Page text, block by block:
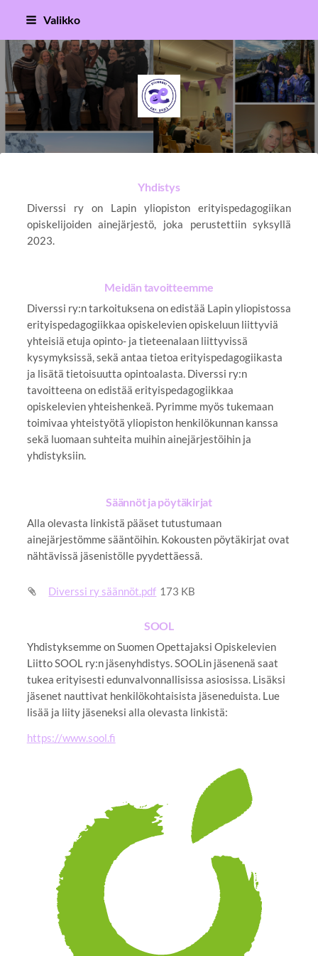
Siirry
sisältöön
Valikko
Lapin erityispedagogiikan
Yhdistys
Diverssi ry on Lapin yliopiston erityispedagogiikan
opiskelijoiden ainejärjestö, joka perustettiin syksyllä
2023.
Meidän tavoitteemme
Diverssi ry:n tarkoituksena on edistää Lapin yliopistossa
erityispedagogiikkaa opiskelevien opiskeluun liittyviä
yhteisiä etuja opinto- ja tieteenalaan liittyvissä
kysymyksissä, sekä antaa tietoa erityispedagogiikasta
ja lisätä tietoisuutta opintoalasta. Diverssi ry:n
tavoitteena on edistää erityispedagogiikkaa
opiskelevien yhteishenkeä. Pyrimme myös tukemaan
toimivaa yhteistyötä yliopiston henkilökunnan kanssa
sekä luomaan suhteita muihin ainejärjestöihin ja
yhdistyksiin.
Säännöt ja pöytäkirjat
Alla olevasta linkistä pääset tutustumaan
ainejärjestömme sääntöihin. Kokousten pöytäkirjat ovat
nähtävissä jäsenistölle pyydettäessä.
Diverssi ry säännöt.pdf 173 KB
SOOL
Yhdistyksemme on Suomen Opettajaksi Opiskelevien
Liitto SOOL ry:n jäsenyhdistys. SOOLin jäsenenä saat
tukea erityisesti edunvalvonnallisissa asiosissa. Lisäksi
jäsenet nauttivat henkilökohtaisista jäseneduista. Lue
lisää ja liity jäseneksi alla olevasta linkistä:
https://www.sool.fi